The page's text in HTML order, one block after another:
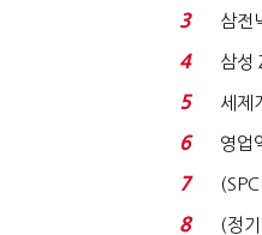
'초
3
삼전
로이
4
삼성
목
5
세제
세
6
영업
업
7
생법
8
(정